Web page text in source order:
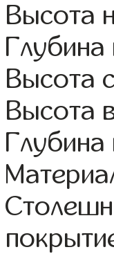
Высота
Высота
Высота